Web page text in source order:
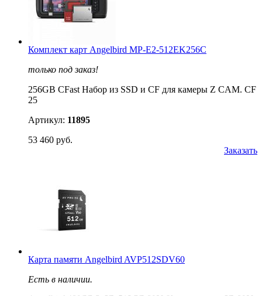
Комплект карт Angelbird MP-E2-512EK256C
только под заказ!
256GB CFast Набор из SSD и CF для камеры Z CAM. CF
25
Артикул: 11895
53 460 руб.
Заказать
Карта памяти Angelbird AVP512SDV60
Есть в наличии.